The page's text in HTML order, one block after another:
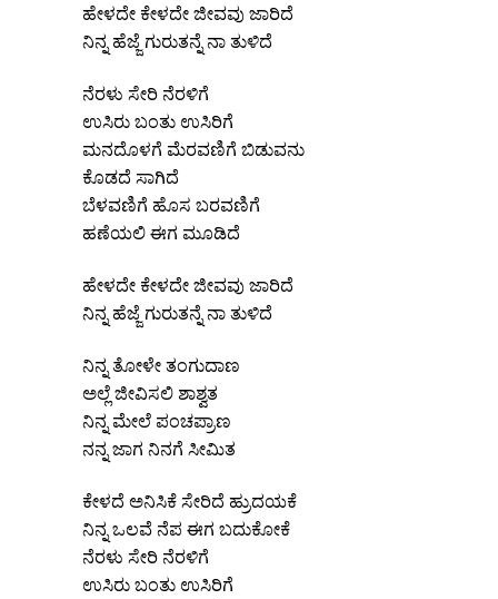
ಹೇಳದೇ ಕೇಳದೇ ಜೀವವು ಜಾರಿದೆ
ನಿನ್ನ ಹೆಜ್ಜೆ ಗುರುತನ್ನೆ ನಾ ತುಳಿದೆ
ನೆರಳು ಸೇರಿ ನೆರಳಿಗೆ
ಉಸಿರು ಬಂತು ಉಸಿರಿಗೆ
ಮನದೊಳಗೆ ಮೆರವಣಿಗೆ ಬಿಡುವನು
ಕೊಡದೆ ಸಾಗಿದೆ
ಬೆಳವಣಿಗೆ ಹೊಸ ಬರವಣಿಗೆ
ಹಣೆಯಲಿ ಈಗ ಮೂಡಿದೆ
ಹೇಳದೇ ಕೇಳದೇ ಜೀವವು ಜಾರಿದೆ
ನಿನ್ನ ಹೆಜ್ಜೆ ಗುರುತನ್ನೆ ನಾ ತುಳಿದೆ
ನಿನ್ನ ತೋಳೇ ತಂಗುದಾಣ
ಅಲ್ಲೆ ಜೀವಿಸಲಿ ಶಾಶ್ವತ
ನಿನ್ನ ಮೇಲೆ ಪಂಚಪ್ರಾಣ
ನನ್ನ ಜಾಗ ನಿನಗೆ ಸೀಮಿತ
ಕೇಳದೆ ಅನಿಸಿಕೆ ಸೇರಿದೆ ಹ್ರುದಯಕೆ
ನಿನ್ನ ಒಲವೆ ನೆಪ ಈಗ ಬದುಕೋಕೆ
ನೆರಳು ಸೇರಿ ನೆರಳಿಗೆ
ಉಸಿರು ಬಂತು ಉಸಿರಿಗೆ